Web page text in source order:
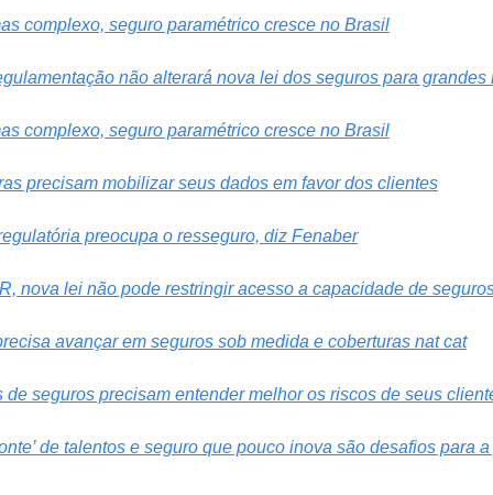
complexo, seguro paramétrico cresce no Brasil
não alterará nova lei dos seguros para grandes
complexo, seguro paramétrico cresce no Brasil
precisam mobilizar seus dados em favor dos clientes
preocupa o resseguro, diz Fenaber
nova lei não pode restringir acesso a capacidade de
avançar em seguros sob medida e coberturas nat cat
de seguros precisam entender melhor os riscos de seus
de talentos e seguro que pouco inova são desafios para